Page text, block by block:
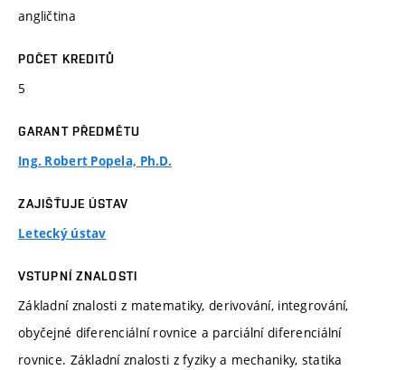
angličtina
POČET KREDITŮ
5
GARANT PŘEDMĚTU
Ing. Robert Popela, Ph.D.
ZAJIŠŤUJE ÚSTAV
Letecký ústav
VSTUPNÍ ZNALOSTI
Základní znalosti z matematiky, derivování, integrování,
obyčejné diferenciální rovnice a parciální diferenciální
rovnice. Základní znalosti z fyziky a mechaniky, statika